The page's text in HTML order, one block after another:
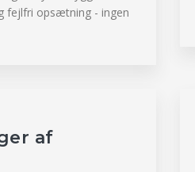
fejlfri opsætning - ingen
af